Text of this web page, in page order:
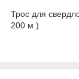
Трос для
200 м )